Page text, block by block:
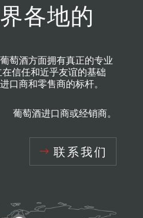
各地的
萄酒方面拥有真正的专业
信任和近乎友谊的基础
口商和零售商的标杆。
葡萄酒进口商或经销商。
联系我们